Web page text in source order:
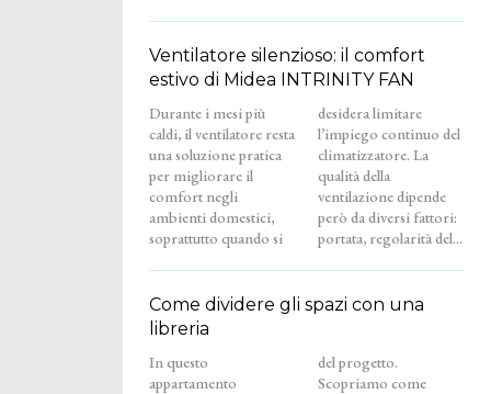
Ventilatore silenzioso: il comfort
estivo di Midea INTRINITY FAN
Durante i mesi più
caldi, il ventilatore resta
una soluzione pratica
per migliorare il
comfort negli
ambienti domestici,
soprattutto quando si
desidera limitare
l’impiego continuo del
climatizzatore. La
qualità della
ventilazione dipende
però da diversi fattori:
portata, regolarità del...
Come dividere gli spazi con una
libreria
In questo
appartamento
del progetto.
Scopriamo come